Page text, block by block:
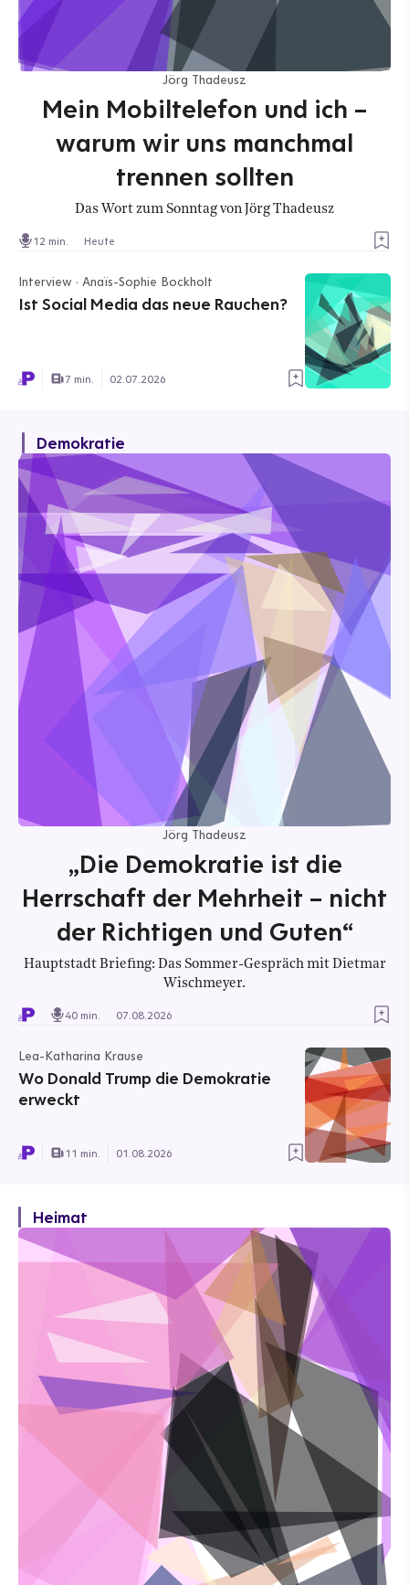
Jörg Thadeusz
Mein Mobiltelefon und ich –
warum wir uns manchmal
trennen sollten
Das Wort zum Sonntag von Jörg Thadeusz
12 min. Heute
Interview · Anaïs-Sophie Bockholt
Ist Social Media das neue Rauchen?
7 min. 02.07.2026
Demokratie
Jörg Thadeusz
„Die Demokratie ist die
Herrschaft der Mehrheit – nicht
der Richtigen und Guten“
Hauptstadt Briefing: Das Sommer-Gespräch mit Dietmar
Wischmeyer.
40 min. 07.08.2026
Lea-Katharina Krause
Wo Donald Trump die Demokratie
erweckt
11 min. 01.08.2026
Heimat